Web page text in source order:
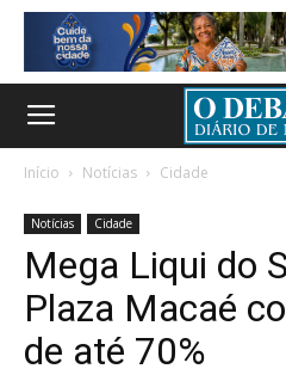
Início Notícias Cidade
Notícias Cidade
Mega Liqui do
Plaza Macaé
de até 70%